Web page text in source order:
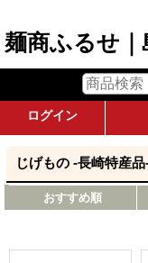
麺商ふるせ
ログイン
じげもの -長崎特産品
おすすめ順